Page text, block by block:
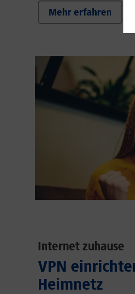
Mehr erfahren
Internet zuhause
VPN
Heimnetz